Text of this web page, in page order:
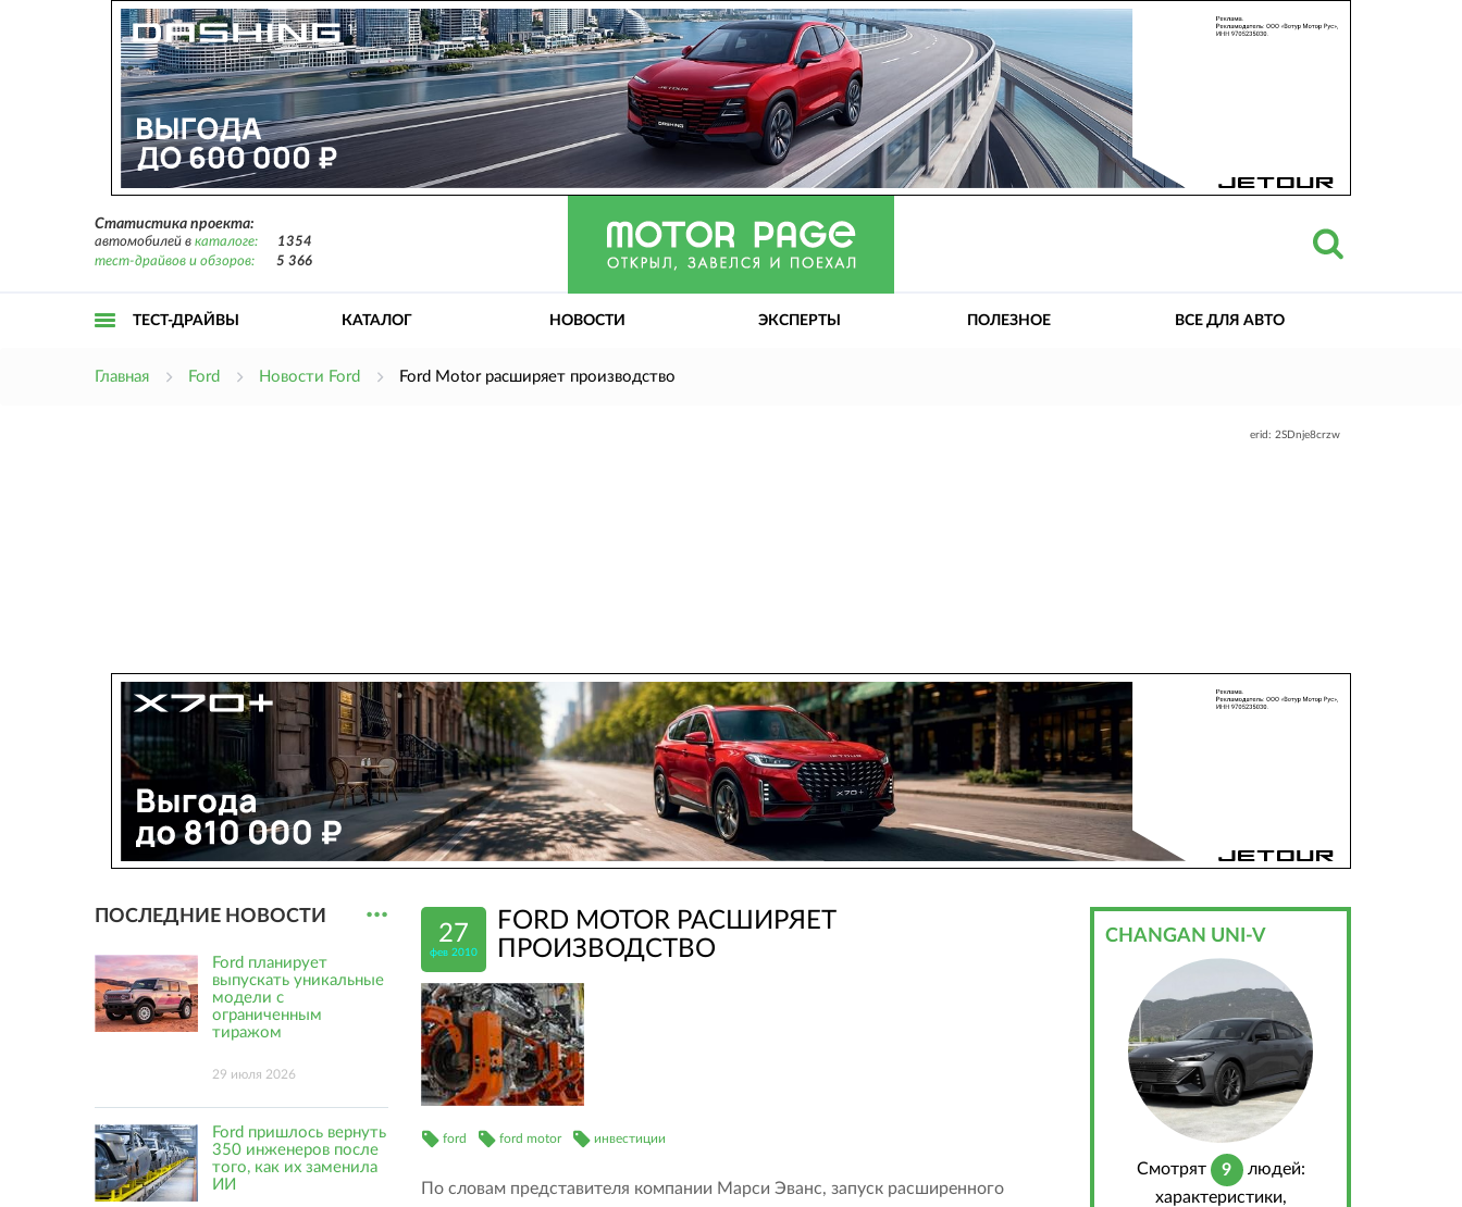
Статистика проекта:
автомобилей в каталоге:
1354
тест-драйвов и обзоров:
5 366
ТЕСТ-ДРАЙВЫ КАТАЛОГ НОВОСТИ ЭКСПЕРТЫ ПОЛЕЗНОЕ ВСЕ ДЛЯ АВТО
Главная Ford Новости Ford Ford Motor расширяет производство
erid: 2SDnje8crzw
27
фев 2010
FORD MOTOR РАСШИРЯЕТ
ПРОИЗВОДСТВО
ford ford motor инвестиции
По словам представителя компании Марси Эванс, запуск расширенного
ПОСЛЕДНИЕ НОВОСТИ ...
Ford планирует
выпускать уникальные
модели с
ограниченным
тиражом
29 июля 2026
Ford пришлось вернуть
350 инженеров после
того, как их заменила
ИИ
CHANGAN UNI-V
Cмотрят 9
людей:
характеристики,